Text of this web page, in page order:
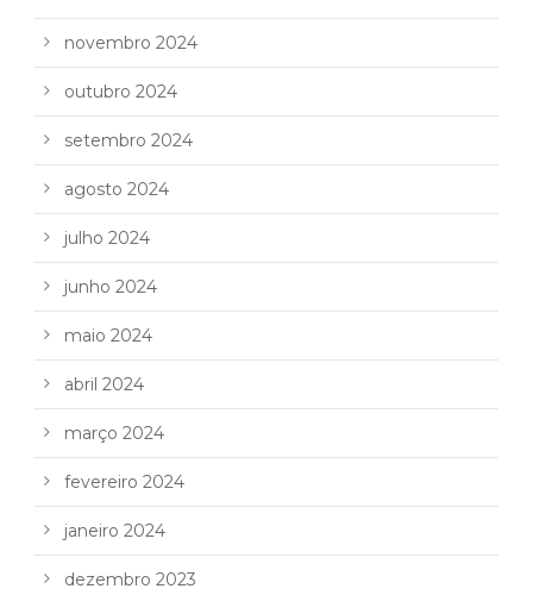
novembro 2024
outubro 2024
setembro 2024
agosto 2024
julho 2024
junho 2024
maio 2024
abril 2024
março 2024
fevereiro 2024
janeiro 2024
dezembro 2023